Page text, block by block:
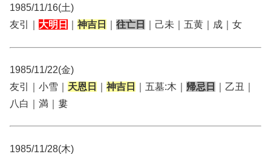
1985/11/16(土)
友引｜ 大明日 神吉日 往亡日 ｜己未｜五黄｜成｜女
1985/11/22(金)
友引｜小雪｜ 天恩日 神吉日 ｜五墓:木｜ 帰忌日
｜乙丑｜
八白｜満｜婁
1985/11/28(木)